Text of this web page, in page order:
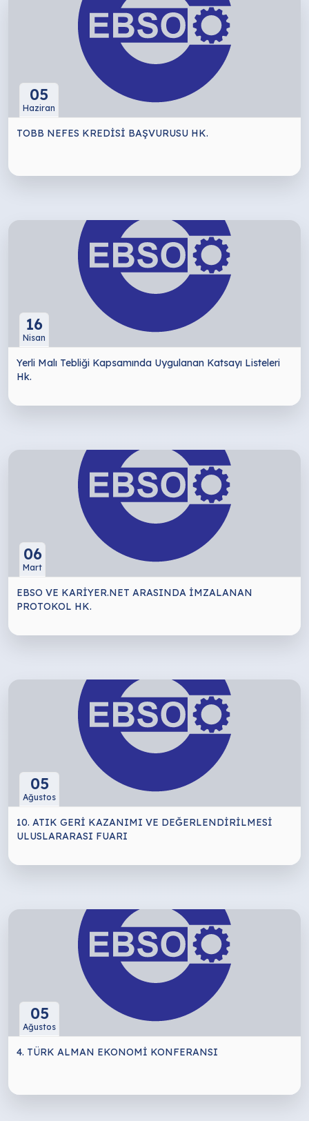
05
Haziran
TOBB NEFES KREDİSİ BAŞVURUSU HK.
16
Nisan
Yerli Malı Tebliği Kapsamında Uygulanan Katsayı Listeleri
Hk.
06
Mart
EBSO VE KARİYER.NET ARASINDA İMZALANAN
PROTOKOL HK.
05
Ağustos
10. ATIK GERİ KAZANIMI VE DEĞERLENDİRİLMESİ
ULUSLARARASI FUARI
05
Ağustos
4. TÜRK ALMAN EKONOMİ KONFERANSI